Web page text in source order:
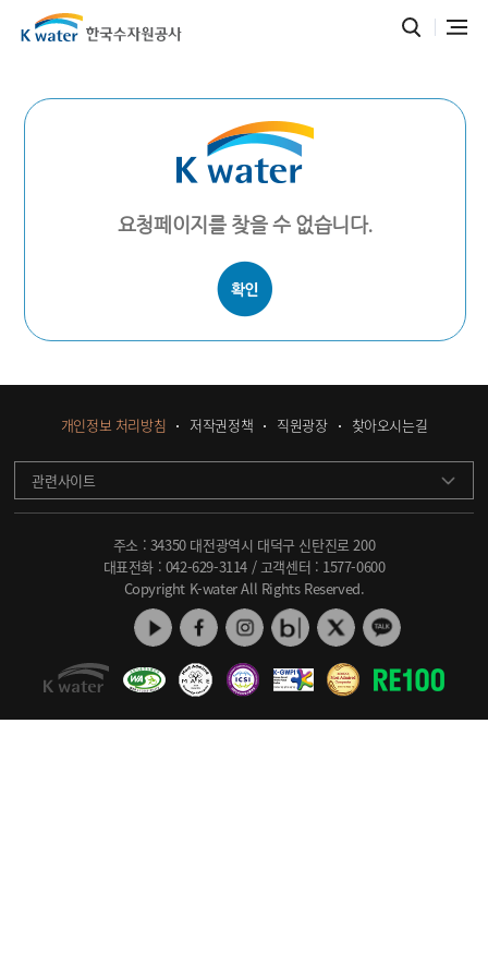
요청페이지를 찾을 수 없습니다.
개인정보 처리방침 저작권정책 직원광장 찾아오시는길
관련사이트
주소 : 34350 대전광역시 대덕구 신탄진로 200
대표전화 : 042-629-3114 / 고객센터 : 1577-0600
Copyright K-water All Rights Reserved.